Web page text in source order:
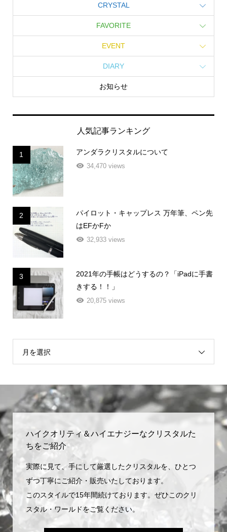
CRYSTAL
FAVORITE
EVENT
DIARY
お知らせ
人気記事ランキング
1 アンダラクリスタルについて
34,470 views
2
パイロット・キャップレス 万年筆、ペン先
はEFかFか
32,933 views
3
2021年の手帳はどうするの？「iPadに手書
きする！！」
20,875 views
月を選択
ハイクオリティ＆ハイエナジーなクリスタルた
ちをご紹介
実際に見て、手にして厳選したクリスタルを、ひとつ
ずつ丁寧にご紹介・販売いたしております。
このスタイルで15年間続けております。ぜひこのクリ
スタル・ワールドをご覧ください。